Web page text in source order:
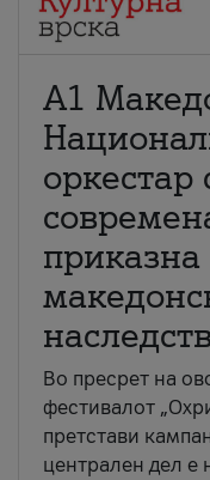
А1
оркестар
Во пресрет на
фестивалот
претстави
централен дел е